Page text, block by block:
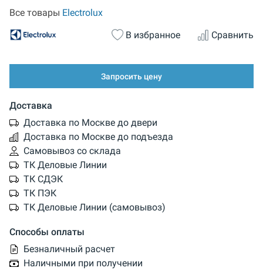
Все товары Electrolux
В избранное
Сравнить
Запросить цену
Доставка
Доставка по Москве до двери
Доставка по Москве до подъезда
Самовывоз со склада
ТК Деловые Линии
ТК СДЭК
ТК ПЭК
ТК Деловые Линии (самовывоз)
Способы оплаты
Безналичный расчет
Наличными при получении